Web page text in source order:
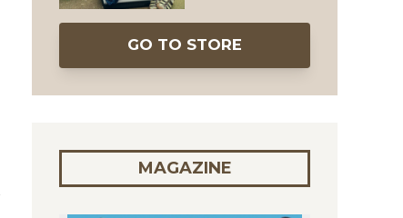
GO TO STORE
MAGAZINE